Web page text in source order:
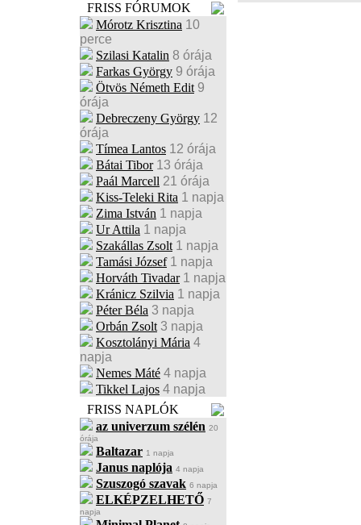
FRISS FÓRUMOK
Mórotz Krisztina 10
perce
Szilasi Katalin 8 órája
Farkas György 9 órája
Ötvös Németh Edit 9
órája
Debreczeny György 12
órája
Tímea Lantos 12 órája
Bátai Tibor 13 órája
Paál Marcell 21 órája
Kiss-Teleki Rita 1 napja
Zima István 1 napja
Ur Attila 1 napja
Szakállas Zsolt 1 napja
Tamási József 1 napja
Horváth Tivadar 1 napja
Kránicz Szilvia 1 napja
Péter Béla 3 napja
Orbán Zsolt 3 napja
Kosztolányi Mária 4
napja
Nemes Máté 4 napja
Tikkel Lajos 4 napja
FRISS NAPLÓK
az univerzum szélén 20
órája
Baltazar 1 napja
Janus naplója 4 napja
Szuszogó szavak 6 napja
ELKÉPZELHETŐ 7
napja